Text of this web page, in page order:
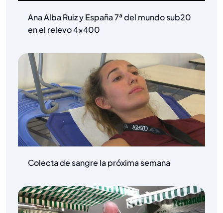
Ana Alba Ruiz y España 7ª del mundo sub20
en el relevo 4×400
Colecta de sangre la próxima semana